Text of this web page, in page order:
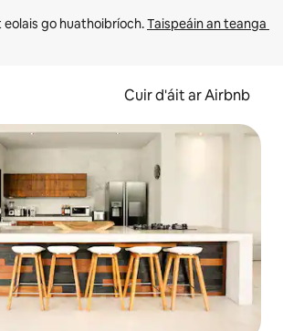
go huathoibríoch. Taispeáin an teanga
Cuir d'áit ar Airbnb